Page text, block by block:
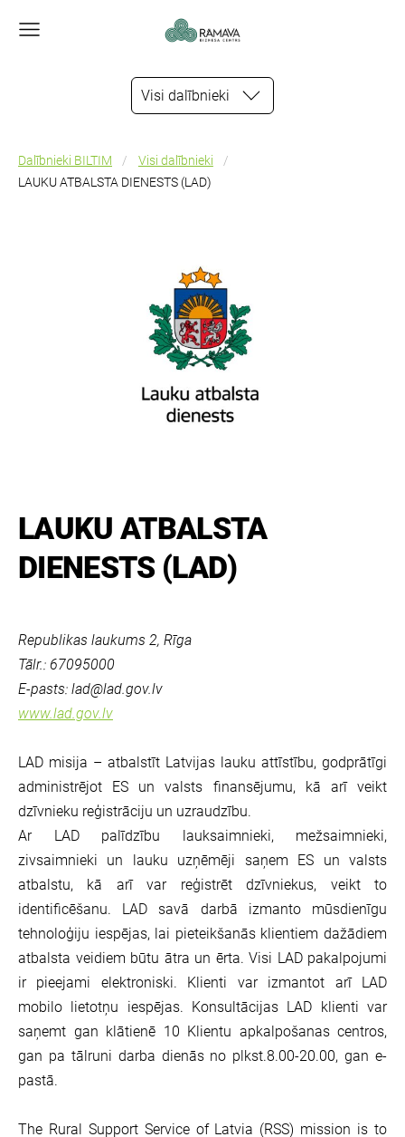
Visi dalībnieki
Dalībnieki BILTIM
Visi dalībnieki
LAUKU ATBALSTA DIENESTS (LAD)
LAUKU ATBALSTA
DIENESTS (LAD)
Republikas laukums 2, Rīga
Tālr.: 67095000
E-pasts: lad@lad.gov.lv
www.lad.gov.lv
LAD misija – atbalstīt Latvijas lauku attīstību, godprātīgi
administrējot ES un valsts finansējumu, kā arī veikt
dzīvnieku reģistrāciju un uzraudzību.
Ar LAD palīdzību lauksaimnieki, mežsaimnieki,
zivsaimnieki un lauku uzņēmēji saņem ES un valsts
atbalstu, kā arī var reģistrēt dzīvniekus, veikt to
identificēšanu. LAD savā darbā izmanto mūsdienīgu
tehnoloģiju iespējas, lai pieteikšanās klientiem dažādiem
atbalsta veidiem būtu ātra un ērta. Visi LAD pakalpojumi
ir pieejami elektroniski. Klienti var izmantot arī LAD
mobilo lietotņu iespējas. Konsultācijas LAD klienti var
saņemt gan klātienē 10 Klientu apkalpošanas centros,
gan pa tālruni darba dienās no plkst.8.00-20.00, gan e-
pastā.
The Rural Support Service of Latvia (RSS) mission is to